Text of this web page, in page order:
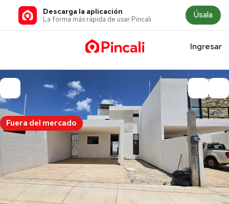
Descarga la aplicación
La forma más rápida de usar Pincali Úsala
Ingresar
Fuera del mercado